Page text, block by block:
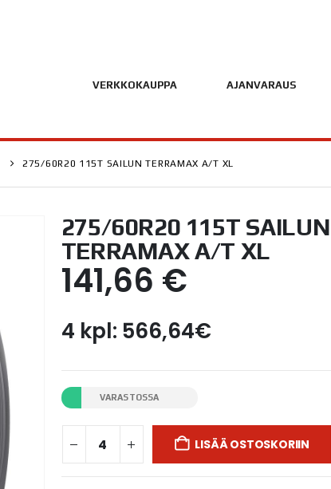
VERKKOKAUPPA AJANVARAUS
275/60R20 115T SAILUN TERRAMAX A/T XL
275/60R20 115T SAILUN
TERRAMAX A/T XL
141,66 €
4 kpl: 566,64€
VARASTOSSA
LISÄÄ OSTOSKORIIN